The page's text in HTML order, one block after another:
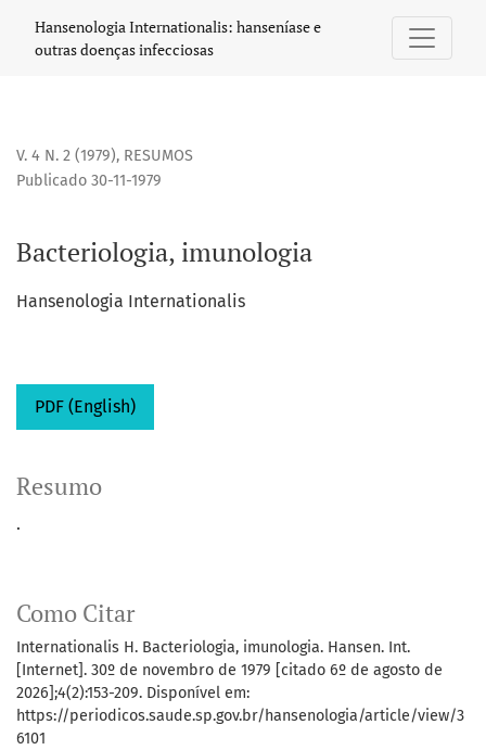
Hansenologia Internationalis: hanseníase e
outras doenças infecciosas
V. 4 N. 2 (1979), RESUMOS
Bacteriologia, imunologia
Publicado 30-11-1979
Hansenologia Internationalis
PDF (English)
Como Citar
Internationalis H. Bacteriologia, imunologia. Hansen. Int.
[Internet]. 30º de novembro de 1979 [citado 6º de agosto de
2026];4(2):153-209. Disponível em:
https://periodicos.saude.sp.gov.br/hansenologia/article/view/3
6101
Resumo
.